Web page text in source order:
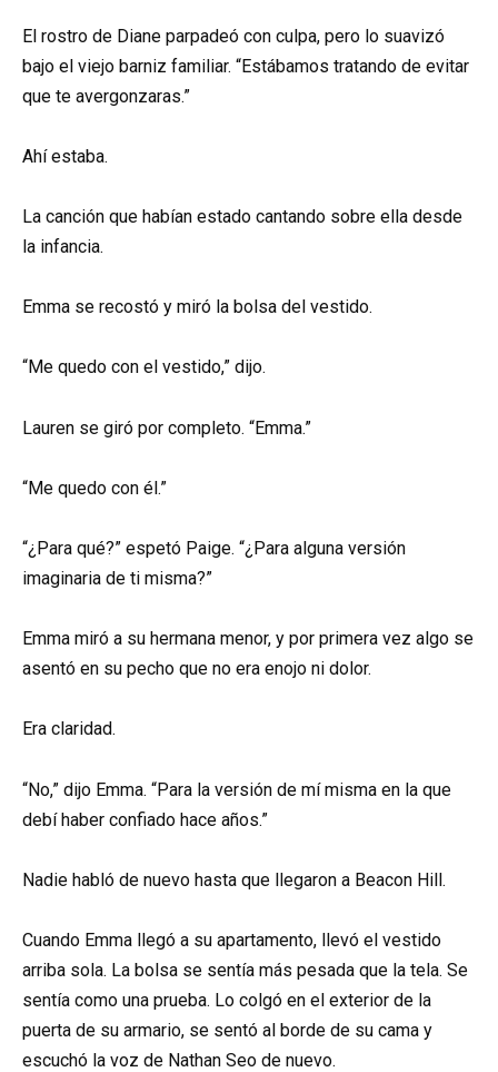
El rostro de Diane parpadeó con culpa, pero lo suavizó
bajo el viejo barniz familiar. “Estábamos tratando de evitar
que te avergonzaras.”
Ahí estaba.
La canción que habían estado cantando sobre ella desde
la infancia.
Emma se recostó y miró la bolsa del vestido.
“Me quedo con el vestido,” dijo.
Lauren se giró por completo. “Emma.”
“Me quedo con él.”
“¿Para qué?” espetó Paige. “¿Para alguna versión
imaginaria de ti misma?”
Emma miró a su hermana menor, y por primera vez algo se
asentó en su pecho que no era enojo ni dolor.
Era claridad.
“No,” dijo Emma. “Para la versión de mí misma en la que
debí haber confiado hace años.”
Nadie habló de nuevo hasta que llegaron a Beacon Hill.
Cuando Emma llegó a su apartamento, llevó el vestido
arriba sola. La bolsa se sentía más pesada que la tela. Se
sentía como una prueba. Lo colgó en el exterior de la
puerta de su armario, se sentó al borde de su cama y
escuchó la voz de Nathan Seo de nuevo.